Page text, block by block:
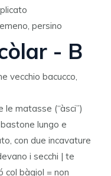
persino
- B
vecchio bacucco,
matasse (“àsci”)
lungo e
con due incavature
i secchi | te
col bàgiol = non